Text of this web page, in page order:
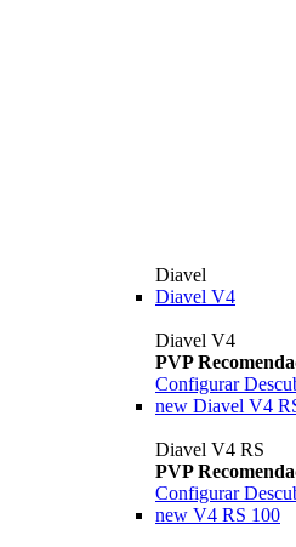
Diavel
Diavel V4
Diavel V4
PVP
Configurar
new Diavel V4
Diavel V4 RS
PVP
Configurar
new V4 RS 100